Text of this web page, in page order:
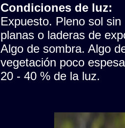
Condiciones de luz:
Expuesto. Pleno sol
planas o laderas de
Algo de sombra. Algo
vegetación poco
20 - 40 % de la luz.